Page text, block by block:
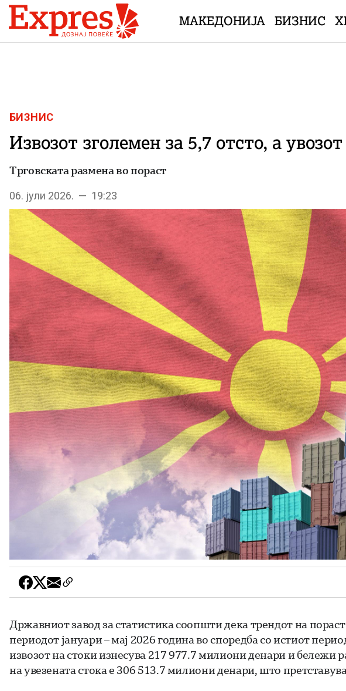
Skip to content
МАКЕДОНИЈА БИЗНИС
БИЗНИС
Извозот зголемен за 5,7 отсто, а
Трговската размена во пораст
06. јули 2026. — 19:23
Државниот завод за статистика соопшти дека трендот на
периодот јануари – мај 2026 година во споредба со истиот
извозот на стоки изнесува 217 977.7 милиони денари и бележи
на увезената стока е 306 513.7 милиони денари, што